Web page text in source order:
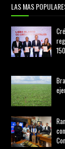
LAS MAS